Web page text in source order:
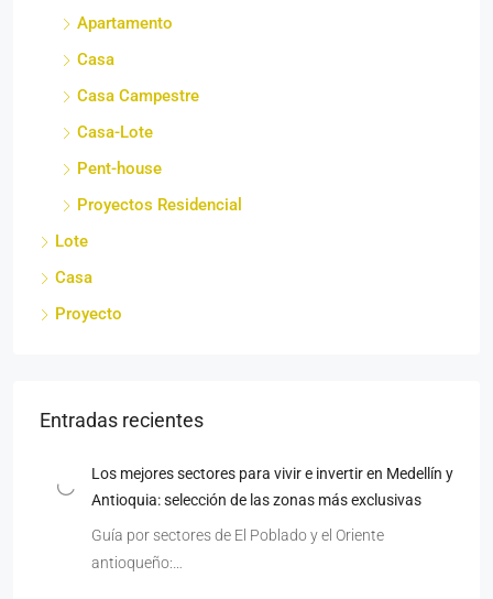
Apartamento
Casa
Casa Campestre
Casa-Lote
Pent-house
Proyectos Residencial
Lote
Casa
Proyecto
Entradas recientes
Los mejores sectores para vivir e invertir en Medellín y
Antioquia: selección de las zonas más exclusivas
Guía por sectores de El Poblado y el Oriente
antioqueño:…